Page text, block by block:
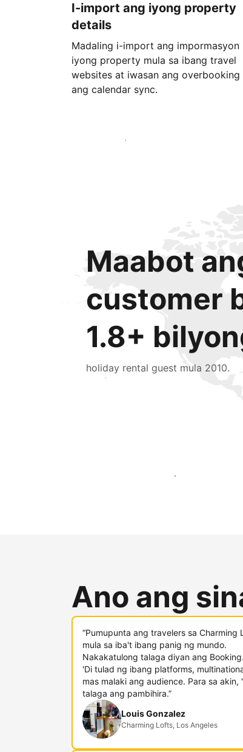
I-import ang iyong property
details
Madaling i-import ang impormasyon
iyong property mula sa ibang travel
websites at iwasan ang overbooking
ang calendar sync.
Magsimula ngayon
Maabot
customer
1.8+
holiday rental guest mula 2010.
Makaabot ng mga bagong guest
Ano ang
“Pumupunta ang travelers sa Charming
mula sa iba't ibang panig ng mundo.
Nakakatulong talaga diyan ang
'Di tulad ng ibang platforms,
mas malaki ang audience. Para sa akin,
talaga ang pambihira.”
Louis Gonzalez
Charming Lofts, Los Angeles